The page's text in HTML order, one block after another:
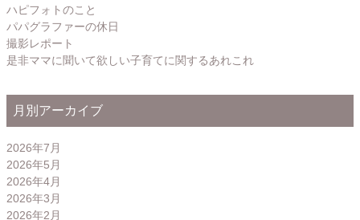
ハピフォトのこと
パパグラファーの休日
撮影レポート
是非ママに聞いて欲しい子育てに関するあれこれ
月別アーカイブ
2026年7月
2026年5月
2026年4月
2026年3月
2026年2月